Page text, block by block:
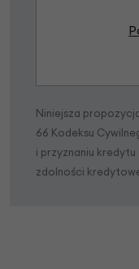
Niniejsza
66 Kodeksu
i przyznaniu
zdolności